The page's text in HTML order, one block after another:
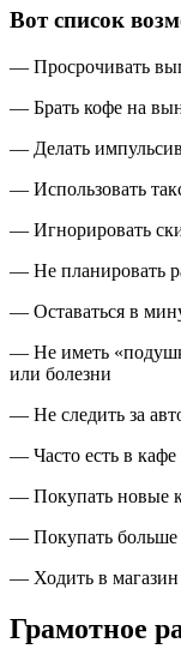
Вот список
— Просрочивать
— Брать кофе на
— Делать
— Использовать
— Игнорировать
— Не планировать
— Оставаться в
— Не иметь
или болезни
— Не следить за
— Часто есть в кафе
— Покупать новые
— Покупать больше
— Ходить в магазин
Грамотное